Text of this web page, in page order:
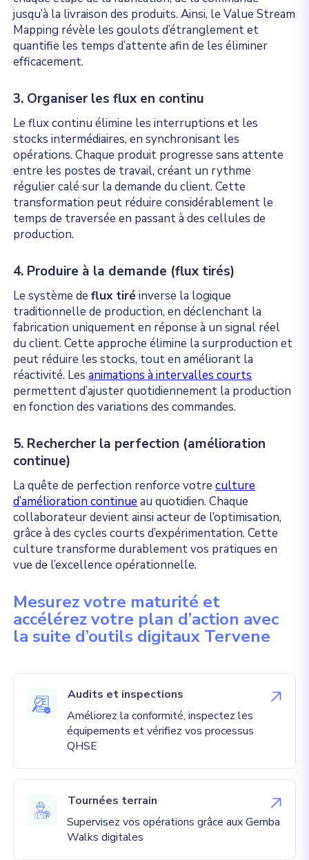
jusqu’à la livraison des produits. Ainsi, le Value Stream
Mapping révèle les goulots d’étranglement et
quantifie les temps d’attente afin de les éliminer
efficacement.
3. Organiser les flux en continu
Le flux continu élimine les interruptions et les
stocks intermédiaires, en synchronisant les
opérations. Chaque produit progresse sans attente
entre les postes de travail, créant un rythme
régulier calé sur la demande du client. Cette
transformation peut réduire considérablement le
temps de traversée en passant à des cellules de
production.
4. Produire à la demande (flux tirés)
Le système deflux tiréinverse la logique
traditionnelle de production, en déclenchant la
fabrication uniquement en réponse à un signal réel
du client.Cette approche élimine la surproduction et
peut réduire les stocks, tout en améliorant la
réactivité. Lesanimations à intervalles courts
permettent d’ajuster quotidiennement la production
en fonction des variations des commandes.
5. Rechercher la perfection (amélioration
continue)
La quête de perfection renforce votreculture
d’amélioration continue au quotidien. Chaque
collaborateur devient ainsi acteur de l’optimisation,
grâce à des cycles courts d’expérimentation. Cette
culture transforme durablement vos pratiques en
vue de l’excellence opérationnelle.
Mesurez votre maturité et
accélérez votre plan d’action avec
la suite d’outils digitaux Tervene
Audits et inspections
Améliorez la conformité, inspectez les
équipements et vérifiez vos processus
QHSE
Tournées terrain
Supervisez vos opérations grâce aux Gemba
Walks digitales